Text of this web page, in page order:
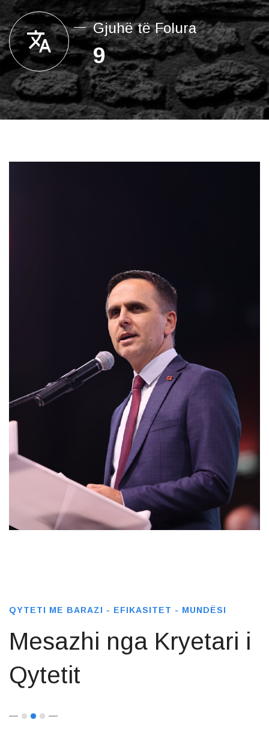
Gjuhë të Folura
9
QYTETI ME BARAZI - EFIKASITET - MUNDËSI
Mesazhi nga Kryetari i
Qytetit